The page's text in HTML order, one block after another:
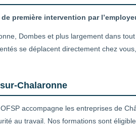
première intervention par
Dombes et plus largement dans
se déplacent directement chez
Chalaronne
, OFSP accompagne les entreprises de
au travail. Nos formations sont